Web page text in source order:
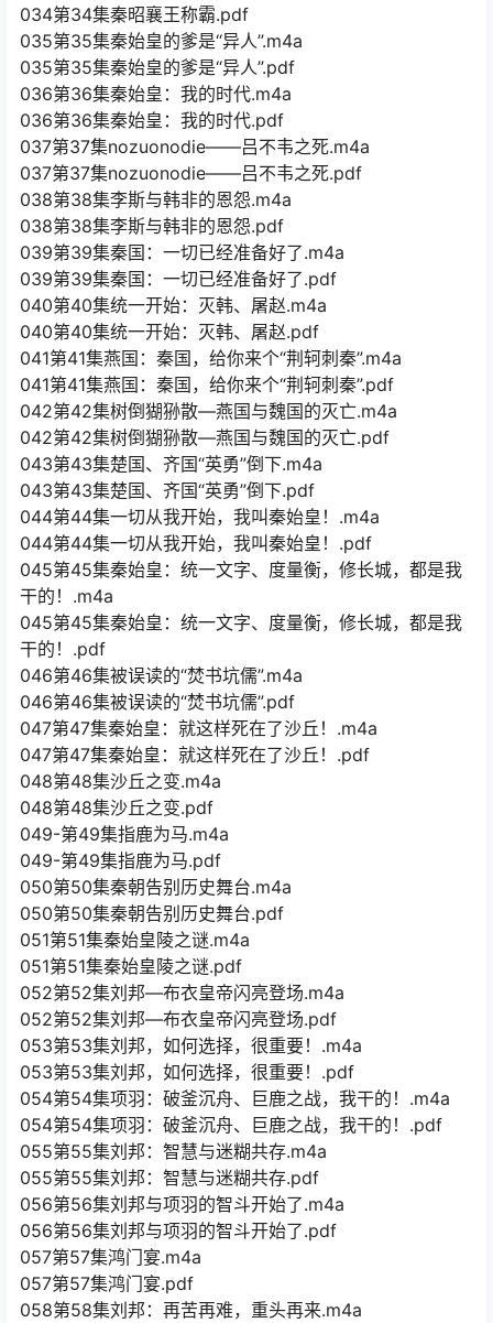
034第34集秦昭襄王称霸.pdf
035第35集秦始皇的爹是“异人”.m4a
035第35集秦始皇的爹是“异人”.pdf
036第36集秦始皇：我的时代.m4a
036第36集秦始皇：我的时代.pdf
037第37集nozuonodie——吕不韦之死.m4a
037第37集nozuonodie——吕不韦之死.pdf
038第38集李斯与韩非的恩怨.m4a
038第38集李斯与韩非的恩怨.pdf
039第39集秦国：一切已经准备好了.m4a
039第39集秦国：一切已经准备好了.pdf
040第40集统一开始：灭韩、屠赵.m4a
040第40集统一开始：灭韩、屠赵.pdf
041第41集燕国：秦国，给你来个“荆轲刺秦”.m4a
041第41集燕国：秦国，给你来个“荆轲刺秦”.pdf
042第42集树倒猢狲散—燕国与魏国的灭亡.m4a
042第42集树倒猢狲散—燕国与魏国的灭亡.pdf
043第43集楚国、齐国“英勇”倒下.m4a
043第43集楚国、齐国“英勇”倒下.pdf
044第44集一切从我开始，我叫秦始皇！.m4a
044第44集一切从我开始，我叫秦始皇！.pdf
045第45集秦始皇：统一文字、度量衡，修长城，都是我
干的！.m4a
045第45集秦始皇：统一文字、度量衡，修长城，都是我
干的！.pdf
046第46集被误读的“焚书坑儒”.m4a
046第46集被误读的“焚书坑儒”.pdf
047第47集秦始皇：就这样死在了沙丘！.m4a
047第47集秦始皇：就这样死在了沙丘！.pdf
048第48集沙丘之变.m4a
048第48集沙丘之变.pdf
049-第49集指鹿为马.m4a
049-第49集指鹿为马.pdf
050第50集秦朝告别历史舞台.m4a
050第50集秦朝告别历史舞台.pdf
051第51集秦始皇陵之谜.m4a
051第51集秦始皇陵之谜.pdf
052第52集刘邦—布衣皇帝闪亮登场.m4a
052第52集刘邦—布衣皇帝闪亮登场.pdf
053第53集刘邦，如何选择，很重要！.m4a
053第53集刘邦，如何选择，很重要！.pdf
054第54集项羽：破釜沉舟、巨鹿之战，我干的！.m4a
054第54集项羽：破釜沉舟、巨鹿之战，我干的！.pdf
055第55集刘邦：智慧与迷糊共存.m4a
055第55集刘邦：智慧与迷糊共存.pdf
056第56集刘邦与项羽的智斗开始了.m4a
056第56集刘邦与项羽的智斗开始了.pdf
057第57集鸿门宴.m4a
057第57集鸿门宴.pdf
058第58集刘邦：再苦再难，重头再来.m4a